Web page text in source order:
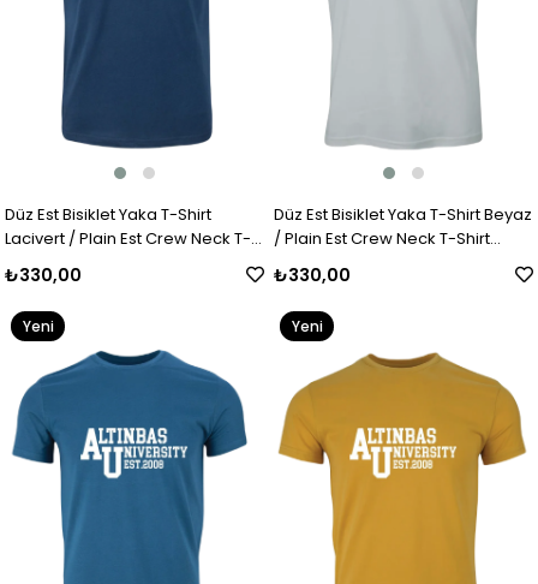
Düz Est Bisiklet Yaka T-Shirt
Lacivert / Plain Est Crew Neck T-
Shirt Navy Blue
₺330,00
Düz Est Bisiklet Yaka T-Shirt Beyaz
/ Plain Est Crew Neck T-Shirt
White
₺330,00
Yeni
Yeni